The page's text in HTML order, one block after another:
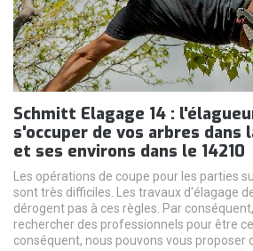
Schmitt Elagage 14 :
s'occuper de vos arbres dans
et ses environs dans le 14210
Les opérations de coupe pour les parties
sont très difficiles. Les travaux d'élagage
dérogent pas à ces règles. Par
rechercher des professionnels pour être
conséquent, nous pouvons vous proposer